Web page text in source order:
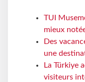
TUI
mieux
Des
une
La Türkiye
visiteurs